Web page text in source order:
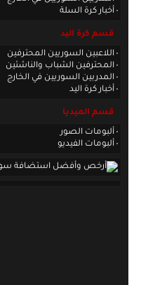
أخبار كرة السلة
قسم كرة اليد
اللاعبين السوريين المحترفين
المحترفين الشباب والناشئين
المدربين السوريين في الخارج
أخبار كرة اليد
قسم الميديا
ألبومات الصور
ألبومات الفيديو